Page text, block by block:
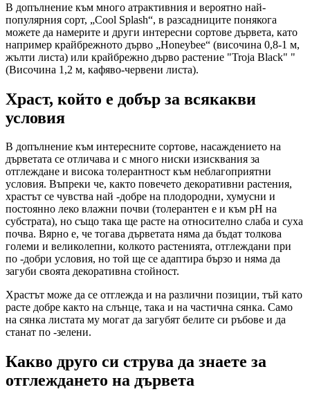
В допълнение към много атрактивния и вероятно най-
популярния сорт, „Cool Splash“, в разсадниците понякога
можете да намерите и други интересни сортове дървета, като
например крайбрежното дърво „Honeybee“ (височина 0,8-1 м,
жълти листа) или крайбрежно дърво растение "Troja Black" "
(Височина 1,2 м, кафяво-червени листа).
Храст, който е добър за всякакви
условия
В допълнение към интересните сортове, насаждението на
дърветата се отличава и с много ниски изисквания за
отглеждане и висока толерантност към неблагоприятни
условия. Въпреки че, както повечето декоративни растения,
храстът се чувства най -добре на плодородни, хумусни и
постоянно леко влажни почви (толерантен е и към рН на
субстрата), но също така ще расте на относително слаба и суха
почва. Вярно е, че тогава дърветата няма да бъдат толкова
големи и великолепни, колкото растенията, отглеждани при
по -добри условия, но той ще се адаптира бързо и няма да
загуби своята декоративна стойност.
Храстът може да се отглежда и на различни позиции, тъй като
расте добре както на слънце, така и на частична сянка. Само
на сянка листата му могат да загубят белите си ръбове и да
станат по -зелени.
Какво друго си струва да знаете за
отглеждането на дървета